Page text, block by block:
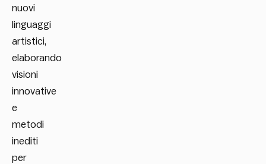
nuovi
linguaggi
artistici,
elaborando
visioni
innovative
e
metodi
inediti
per